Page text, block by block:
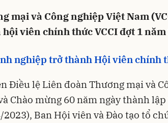
mại và Công nghiệp Việt Nam
viên chính thức VCCI đợt 1 năm
nghiệp trở thành Hội viên chính
Điều lệ Liên đoàn Thương mại và
Chào mừng 60 năm ngày thành lập
Ban Hội viên và Đào tạo tổ